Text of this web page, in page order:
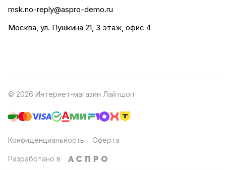
msk.no-reply@aspro-demo.ru
Москва, ул. Пушкина 21, 3 этаж, офис 4
© 2026 Интернет-магазин Лайтшоп
Конфиденциальность Оферта
Разработано в